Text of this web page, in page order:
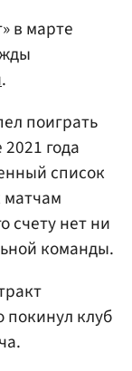
в марте
.
поиграть
года
список
матчам
счету нет ни
команды.
покинул клуб